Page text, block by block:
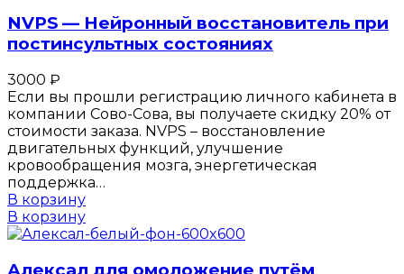
NVPS — Нейронный восстановитель при
постинсультных состояниях
3000 ₽
Если вы прошли регистрацию личного кабинета в
компании Сово-Сова, вы получаете скидку 20% от
стоимости заказа. NVPS – восстановление
двигательных функций, улучшение
кровообращения мозга, энергетическая
поддержка…
В корзину
В корзину
Алексал для омоложение путём